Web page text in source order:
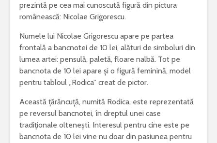
prezintă pe cea mai cunoscută figură din pictura
românească: Nicolae Grigorescu.
Numele lui Nicolae Grigorescu apare pe partea
frontală a bancnotei de 10 lei, alături de simboluri din
lumea artei: pensulă, paletă, floare nalbă. Tot pe
bancnota de 10 lei apare și o figură feminină, model
pentru tabloul „Rodica” creat de pictor.
Această țărăncuță, numită Rodica, este reprezentată
pe reversul bancnotei, în dreptul unei case
tradiționale oltenești. Interesul pentru cine este pe
bancnota de 10 lei vine nu doar din pasiunea pentru
Ce poți vizita într-
un weekend în
județul Gorj
Ziua Mondială a
Bolilor Rare. De ce
există această zi și
care este mesajul
global
foto bun
prevenite